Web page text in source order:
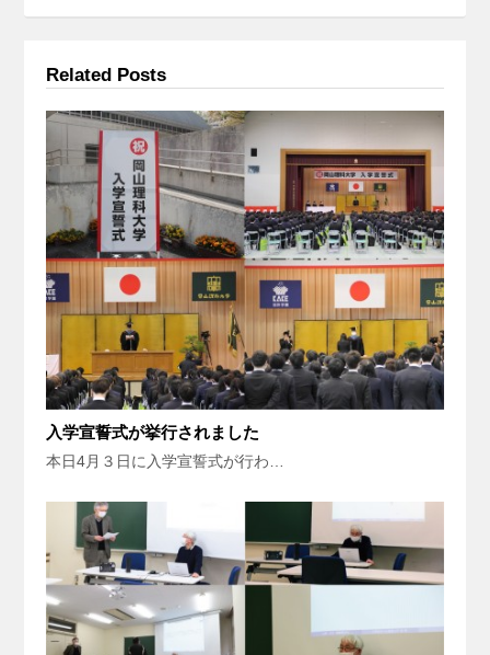
Related Posts
入学宣誓式が挙行されました
本日4月３日に入学宣誓式が行わ…